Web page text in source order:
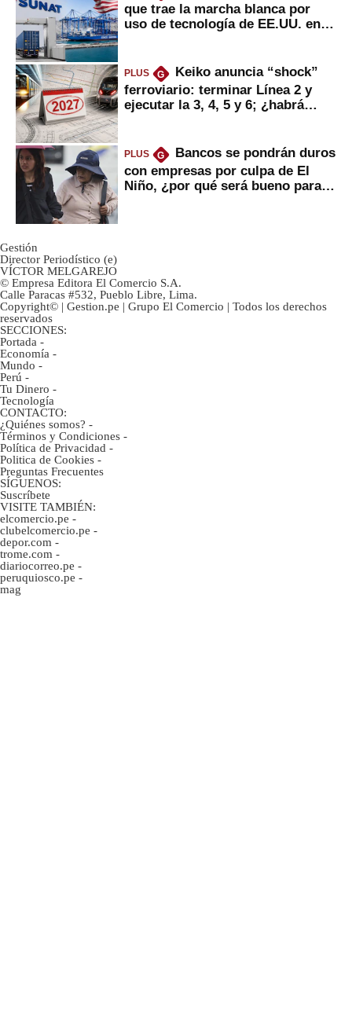
que trae la marcha blanca por
uso de tecnología de EE.UU. en
PLUS G
Keiko anuncia “shock”
ferroviario: terminar Línea 2 y
ejecutar la 3, 4, 5 y 6; ¿habrá
PLUS G
Bancos se pondrán duros
con empresas por culpa de El
Niño, ¿por qué será bueno para
Gestión
Director Periodístico (e)
VÍCTOR MELGAREJO
© Empresa Editora El Comercio S.A.
Calle Paracas #532, Pueblo Libre, Lima.
Copyright© | Gestion.pe | Grupo El Comercio | Todos los derechos
reservados
SECCIONES:
Portada -
Economía -
Mundo -
Perú -
Tu Dinero -
Tecnología
CONTACTO:
¿Quiénes somos? -
Términos y Condiciones -
Política de Privacidad -
Politica de Cookies -
Preguntas Frecuentes
SÍGUENOS:
Suscríbete
VISITE TAMBIÉN:
elcomercio.pe -
clubelcomercio.pe -
depor.com -
trome.com -
diariocorreo.pe -
peruquiosco.pe -
mag